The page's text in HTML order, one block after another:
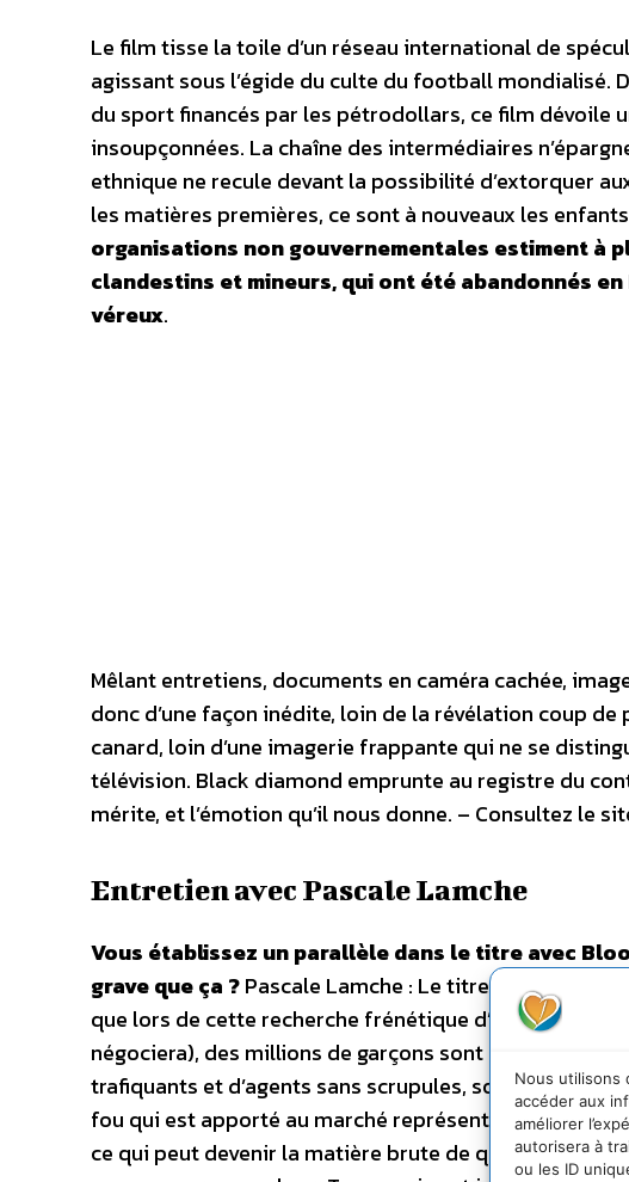
Nous utilisons
accéder aux
améliorer
autorisera à
ou les ID
Le film tisse la toile d’un réseau international de
agissant sous l’égide du culte du football mondialisé.
du sport financés par les pétrodollars, ce film dévoile
insoupçonnées. La chaîne des intermédiaires
ethnique ne recule devant la possibilité d’extorquer
les matières premières, ce sont à nouveaux les
organisations non gouvernementales estiment à
clandestins et mineurs, qui ont été abandonnés
véreux.
Mêlant entretiens, documents en caméra cachée,
donc d’une façon inédite, loin de la révélation coup
canard, loin d’une imagerie frappante qui ne se
télévision. Black diamond emprunte au registre du
mérite, et l’émotion qu’il nous donne. – Consultez le
Entretien avec Pascale Lamche
Vous établissez un parallèle dans le titre avec
grave que ça ?Pascale Lamche : Le titre complet du
que lors de cette recherche frénétique d’un «
négociera), des millions de garçons sont exploités
trafiquants et d’agents sans scrupules, soit comme «
fou qui est apporté au marché représente tout ce qui
ce qui peut devenir la matière brute de quelque